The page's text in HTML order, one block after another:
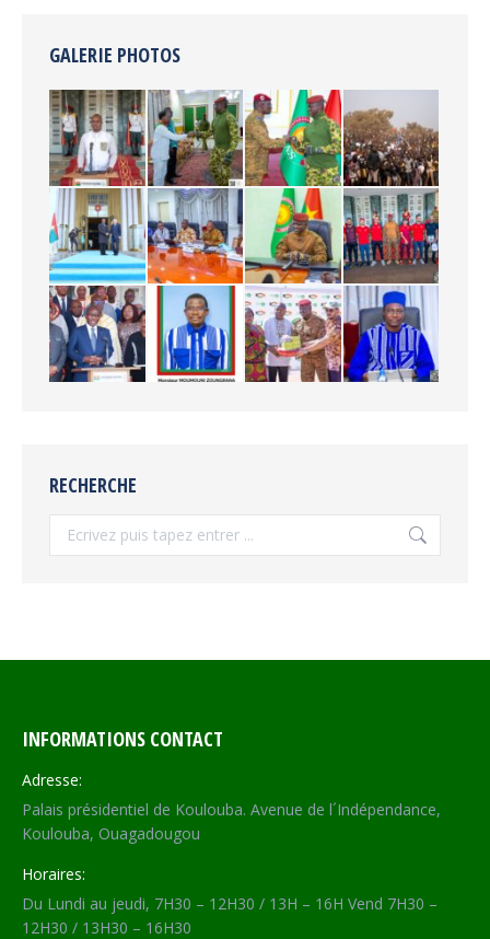
GALERIE PHOTOS
RECHERCHE
INFORMATIONS CONTACT
Adresse:
Palais présidentiel de Koulouba. Avenue de l´Indépendance,
Koulouba, Ouagadougou
Horaires:
Du Lundi au jeudi, 7H30 – 12H30 / 13H – 16H Vend 7H30 –
12H30 / 13H30 – 16H30